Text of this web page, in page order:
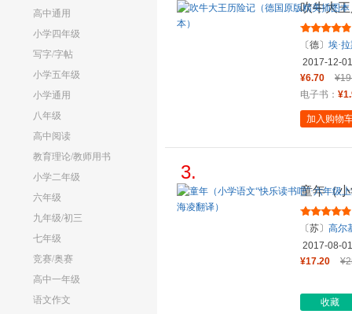
高中通用
小学四年级
写字/字帖
小学五年级
小学通用
八年级
高中阅读
教育理论/教师用书
小学二年级
六年级
九年级/初三
七年级
竞赛/奥赛
高中一年级
语文作文
吹牛大
充满欢
〔德〕 埃·
2017-12-01
¥6.70
电子书：
加入购物
3.
童年（
读，高
〔苏〕 高尔
2017-08-01
¥17.20
收藏